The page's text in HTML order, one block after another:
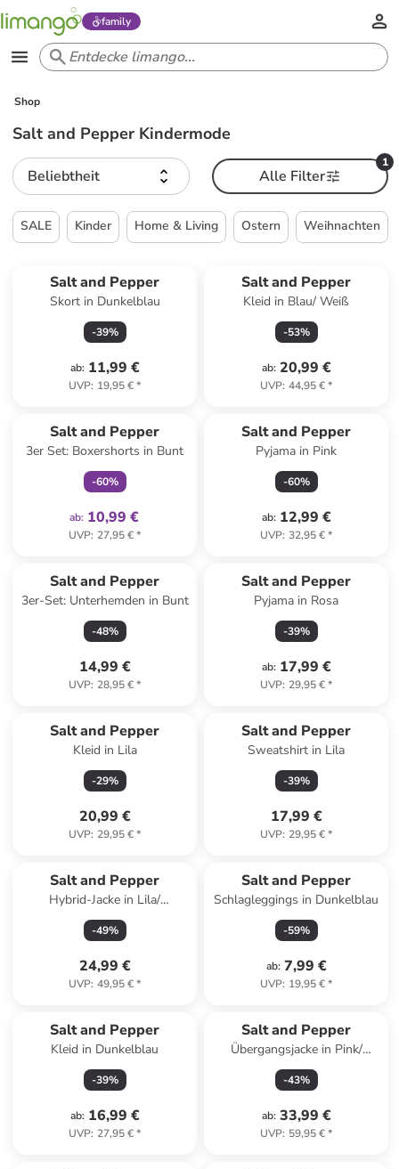
family
Shop
Salt and Pepper Kindermode
Beliebtheit
1
Alle Filter
SALE Kinder Home & Living Ostern Weihnachten
Salt and Pepper
Skort in Dunkelblau
-39%
ab: 11,99 €
UVP: 19,95 €*
Salt and Pepper
Kleid in Blau/ Weiß
-53%
ab: 20,99 €
UVP: 44,95 €*
Salt and Pepper
3er Set: Boxershorts in Bunt
-60%
ab: 10,99 €
UVP: 27,95 €*
Salt and Pepper
Pyjama in Pink
-60%
ab: 12,99 €
UVP: 32,95 €*
Salt and Pepper
3er-Set: Unterhemden in Bunt
-48%
14,99 €
UVP: 28,95 €*
Salt and Pepper
Pyjama in Rosa
-39%
ab: 17,99 €
UVP: 29,95 €*
Salt and Pepper
Kleid in Lila
-29%
20,99 €
UVP: 29,95 €*
Salt and Pepper
Sweatshirt in Lila
-39%
17,99 €
UVP: 29,95 €*
Salt and Pepper
Hybrid-Jacke in Lila/
Dunkelblau
-49%
24,99 €
UVP: 49,95 €*
Salt and Pepper
Schlagleggings in Dunkelblau
-59%
ab: 7,99 €
UVP: 19,95 €*
Salt and Pepper
Kleid in Dunkelblau
-39%
ab: 16,99 €
UVP: 27,95 €*
Salt and Pepper
Übergangsjacke in Pink/
Dunkelblau
-43%
ab: 33,99 €
UVP: 59,95 €*